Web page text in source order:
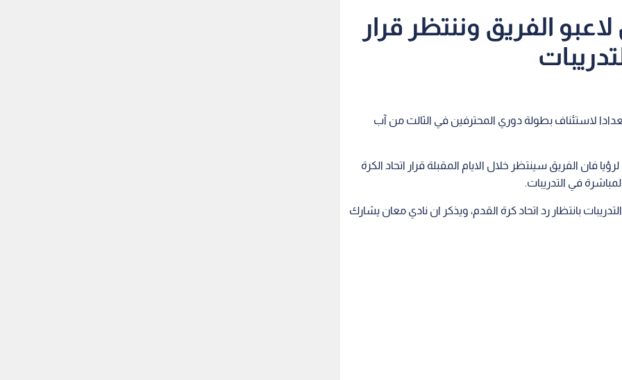
الفريق وننتظر قرار
لاستئناف بطولة دوري المحترفين في الثالث من آب
فان الفريق سينتظر خلال الايام المقبلة قرار اتحاد الكرة
في التدريبات.
بانتظار رد اتحاد كرة القدم، ويذكر ان نادي معان يشارك